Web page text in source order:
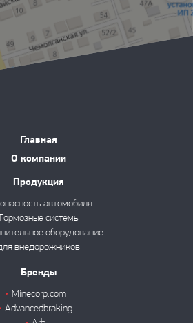
Главная
О компании
Продукция
автомобиля
системы
оборудование
внедорожников
Бренды
Minecorp.com
Advancedbraking